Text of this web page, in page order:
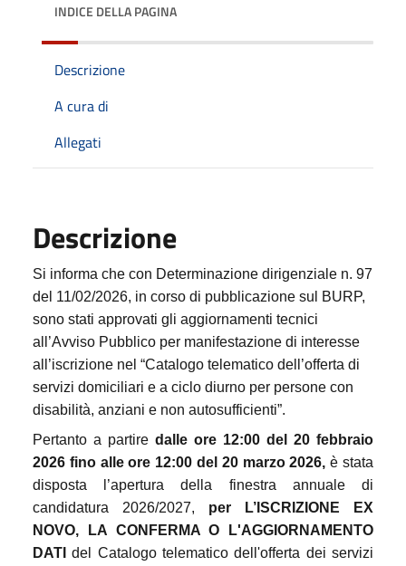
INDICE DELLA PAGINA
Descrizione
A cura di
Allegati
Descrizione
Si informa che con Determinazione dirigenziale n. 97
del 11/02/2026, in corso di pubblicazione sul BURP,
sono stati approvati gli aggiornamenti tecnici
all’Avviso Pubblico per manifestazione di interesse
all’iscrizione nel “Catalogo telematico dell’offerta di
servizi domiciliari e a ciclo diurno per persone con
disabilità, anziani e non autosufficienti”.
Pertanto a partire dalle ore 12:00 del 20 febbraio
2026 fino alle ore 12:00 del 20 marzo 2026,è stata
disposta l’apertura della finestra annuale di
candidatura 2026/2027, per L’ISCRIZIONE EX
NOVO, LA CONFERMA O L'AGGIORNAMENTO
DATI del Catalogo telematico dell'offerta dei servizi